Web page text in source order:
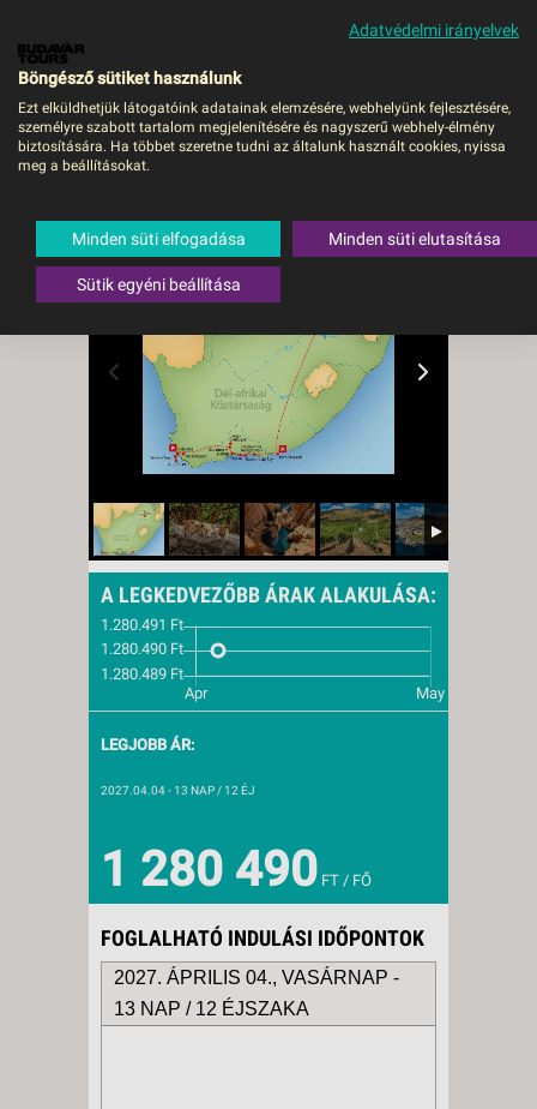
MENÜ
Dél-Afrika - BUD, Repülő
A LEGKEDVEZŐBB ÁRAK ALAKULÁSA:
LEGJOBB ÁR:
2027.04.04- 13 NAP / 12 ÉJ
1 280 490 FT / FŐ
FOGLALHATÓ INDULÁSI IDŐPONTOK
2027. ÁPRILIS 04., VASÁRNAP -
13 NAP / 12 ÉJSZAKA
Adatvédelmi irányelvek
Böngésző sütiket használunk
Ezt elküldhetjük látogatóink adatainak elemzésére, webhelyünk fejlesztésére,
személyre szabott tartalom megjelenítésére és nagyszerű webhely-élmény
biztosítására. Ha többet szeretne tudni az általunk használt cookies, nyissa
meg a beállításokat.
Minden süti elfogadása Minden süti elutasítása
Sütik egyéni beállítása